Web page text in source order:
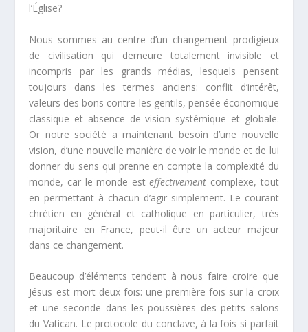
l’Église?
Nous sommes au centre d’un changement prodigieux
de civilisation qui demeure totalement invisible et
incompris par les grands médias, lesquels pensent
toujours dans les termes anciens: conflit d’intérêt,
valeurs des bons contre les gentils, pensée économique
classique et absence de vision systémique et globale.
Or notre société a maintenant besoin d’une nouvelle
vision, d’une nouvelle manière de voir le monde et de lui
donner du sens qui prenne en compte la complexité du
monde, car le monde esteffectivement complexe, tout
en permettant à chacun d’agir simplement. Le courant
chrétien en général et catholique en particulier, très
majoritaire en France, peut-il être un acteur majeur
dans ce changement.
Beaucoup d’éléments tendent à nous faire croire que
Jésus est mort deux fois: une première fois sur la croix
et une seconde dans les poussières des petits salons
du Vatican. Le protocole du conclave, à la fois si parfait